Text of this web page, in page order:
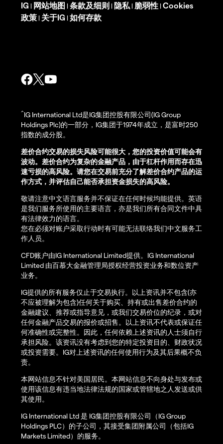
IG | 网站地图 | 条款及细则 | 隐私 | 脆弱性 | Cookies
政策 | 关于IG | 如何存款
^IG International Ltd是IG集团控股有限公司(IG Group
Holdings Plc)的一部分，IG集团于1974年成立，是富时250
指数的成分股。
差价合约交易的损失风险可能很大，您的投资价值可能会有
波动。差价合约为复杂的金融产品，由于杠杆作用而存在迅
速亏损的高风险。请您在交易前充分了解差价合约产品的运
作方式，并评估自己能否承担资金损失的高风险。
敬请注意中文语言服务并不保证在任何时候均能提供。英语
是我们服务所使用的主要语言，亦是我们所有合同文件中具
有法律效力的语言。
您在必须对账户采取行动时有可能无法联络我们中文服务工
作人员。
CFD账户由IG International Limited提供。IG International
Limited 由百慕大金融管理局授权经营投资业务和数位资产
业务。
IG提供的所有服务仅止于交易执行。以上资讯并不包含(亦
不应被理解为包含)任何关于购买、持有或出售差价合约的
金融建议、推荐或指导意见，或我们交易价位的纪录，或对
任何金融产品交易的报价或招售。以上资讯不代表或保证任
何准确性或完整性。因此，任何依赖上述资讯的人士须自行
承担风险。该资讯没有考虑到您的特定投资目的、财政状况
或投资需要。IG对上述资讯的任何使用行为及其后果概不负
责。
本网站信息不针对美国居民。本网站信息不向身处与发布或
使用该信息有违当地法律法规的国家或管辖地之人发送或供
其使用。
IG International Ltd 是 IG集团控股有限公司（IG Group
Holdings PLC）的子公司，其接受集团附属公司（包括IG
Markets Limited）的服务。